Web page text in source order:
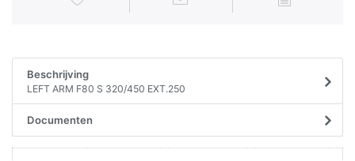
Beschrijving
LEFT ARM F80 S 320/450 EXT.250
Documenten